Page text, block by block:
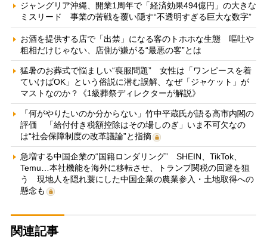
ジャングリア沖縄、開業1周年で「経済効果494億円」の大きな
ミスリード 事業の苦戦を覆い隠す“不透明すぎる巨大な数字”
お酒を提供する店で「出禁」になる客のトホホな生態 嘔吐や
粗相だけじゃない、店側が嫌がる“最悪の客”とは
猛暑のお葬式で悩ましい“喪服問題” 女性は「ワンピースを着
ていけばOK」という俗説に潜む誤解、なぜ「ジャケット」が
マストなのか？《1級葬祭ディレクターが解説》
「何がやりたいのか分からない」竹中平蔵氏が語る高市内閣の
評価 「給付付き税額控除はその場しのぎ」いま不可欠なの
は“社会保障制度の改革議論”と指摘
急増する中国企業の“国籍ロンダリング” SHEIN、TikTok、
Temu…本社機能を海外に移転させ、トランプ関税の回避を狙
う 現地人を隠れ蓑にした中国企業の農業参入・土地取得への
懸念も
関連記事